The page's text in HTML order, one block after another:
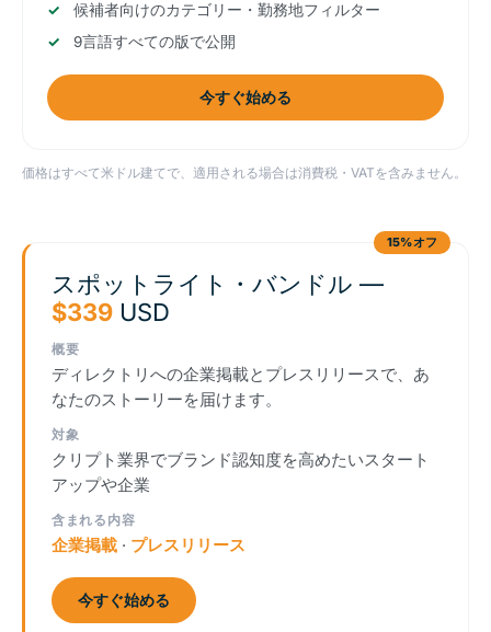
候補者向けのカテゴリー・勤務地フィルター
9言語すべての版で公開
今すぐ始める
価格はすべて米ドル建てで、適用される場合は消費税・VATを含みません。
15%オフ
スポットライト・バンドル —
$339 USD
概要
ディレクトリへの企業掲載とプレスリリースで、あ
なたのストーリーを届けます。
対象
クリプト業界でブランド認知度を高めたいスタート
アップや企業
含まれる内容
企業掲載 · プレスリリース
今すぐ始める